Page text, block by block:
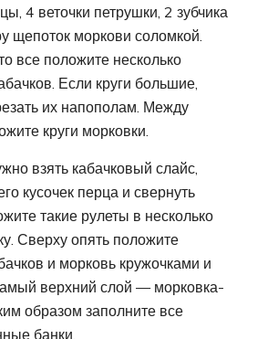
4 веточки петрушки, 2 зубчика
щепоток моркови соломкой.
все положите несколько
Если круги большие,
их напополам. Между
круги морковки.
взять кабачковый слайс,
кусочек перца и свернуть
такие рулеты в несколько
Сверху опять положите
и морковь кружочками и
верхний слой — морковка-
образом заполните все
банки.